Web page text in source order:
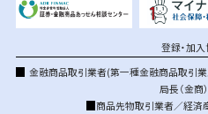
登録・加
金融商品取引業者(第一種金融商品取引
局長（金商
商品先物取引業者／経済